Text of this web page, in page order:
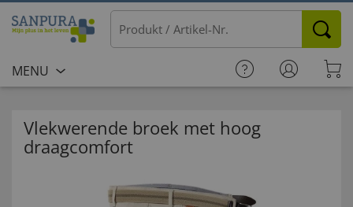
MENU
Vlekwerende broek met hoog
draagcomfort